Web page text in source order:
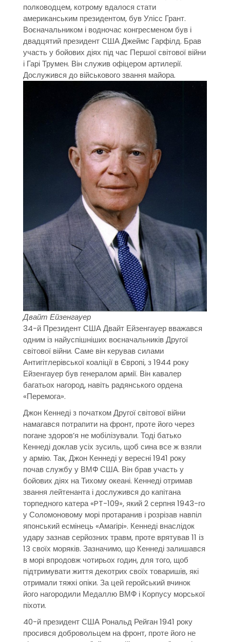
полководцем, котрому вдалося стати
американським президентом, був Улісс Грант.
Воєначальником і водночас конгресменом був і
двадцятий президент США Джеймс Гарфілд. Брав
участь у бойових діях під час Першої світової війни
і Гарі Трумен. Він служив офіцером артилерії.
Дослужився до військового звання майора.
Двайт Ейзенгауер
34-й Президент США Двайт Ейзенгауер вважався
одним із найуспішніших воєначальників Другої
світової війни. Саме він керував силами
Антигітлерівської коаліції в Європі, з 1944 року
Ейзенгауер був генералом армії. Він кавалер
багатьох нагород, навіть радянського ордена
«Перемога».
Джон Кеннеді з початком Другої світової війни
намагався потрапити на фронт, проте його через
погане здоров’я не мобілізували. Тоді батько
Кеннеді доклав усіх зусиль, щоб сина все ж взяли
у армію. Так, Джон Кеннеді у вересні 1941 року
почав службу у ВМФ США. Він брав участь у
бойових діях на Тихому океані. Кеннеді отримав
звання лейтенанта і дослужився до капітана
торпедного катера «PT-109», який 2 серпня 1943-го
у Соломоновому морі протаранив і розрізав навпіл
японський есмінець «Амагірі». Кеннеді внаслідок
удару зазнав серйозних травм, проте врятував 11 із
13 своїх моряків. Зазначимо, що Кеннеді залишався
в морі впродовж чотирьох годин, для того, щоб
підтримувати життя декотрих своїх товаришів, які
отримали тяжкі опіки. За цей геройський вчинок
його нагородили Медаллю ВМФ і Корпусу морської
піхоти.
40-й президент США Рональд Рейган 1941 року
просився добровольцем на фронт, проте його не